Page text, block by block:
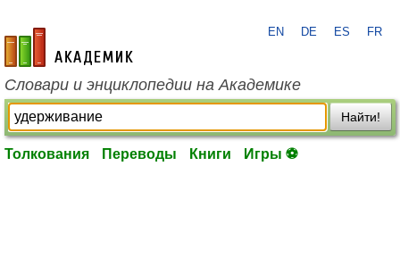
academic.ru
EN DE ES FR
Словари и энциклопедии на Академике
Найти!
Толкования Переводы Книги Игры ⚽